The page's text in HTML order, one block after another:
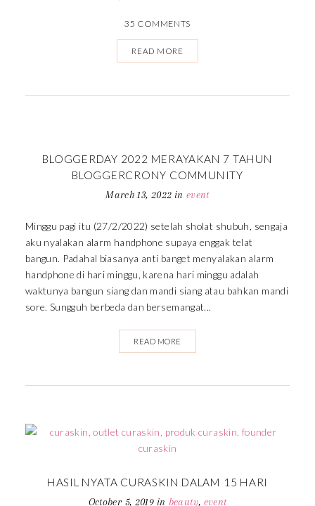
35 COMMENTS
READ MORE
BLOGGERDAY 2022 MERAYAKAN 7 TAHUN
BLOGGERCRONY COMMUNITY
March 13, 2022 in event
Minggu pagi itu (27/2/2022) setelah sholat shubuh, sengaja
aku nyalakan alarm handphone supaya enggak telat
bangun. Padahal biasanya anti banget menyalakan alarm
handphone di hari minggu, karena hari minggu adalah
waktunya bangun siang dan mandi siang atau bahkan mandi
sore. Sungguh berbeda dan bersemangat...
READ MORE
HASIL NYATA CURASKIN DALAM 15 HARI
October 5, 2019 in beauty, event